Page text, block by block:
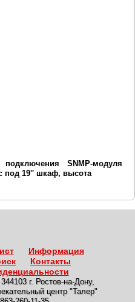
подключения SNMP-модуля
под 19'' шкаф, высота
Информация
Контакты
344103 г. Ростов-на-Дону,
центр "Талер"